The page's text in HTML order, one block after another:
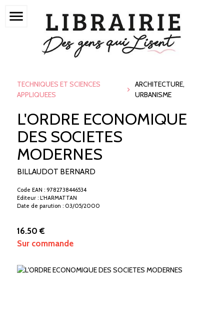
menu
TECHNIQUES ET SCIENCES
APPLIQUEES
ARCHITECTURE,
URBANISME
L'ORDRE ECONOMIQUE
DES SOCIETES
MODERNES
BILLAUDOT BERNARD
Code EAN : 9782738446534
Editeur : L'HARMATTAN
Date de parution : 03/05/2000
16.50 €
Sur commande